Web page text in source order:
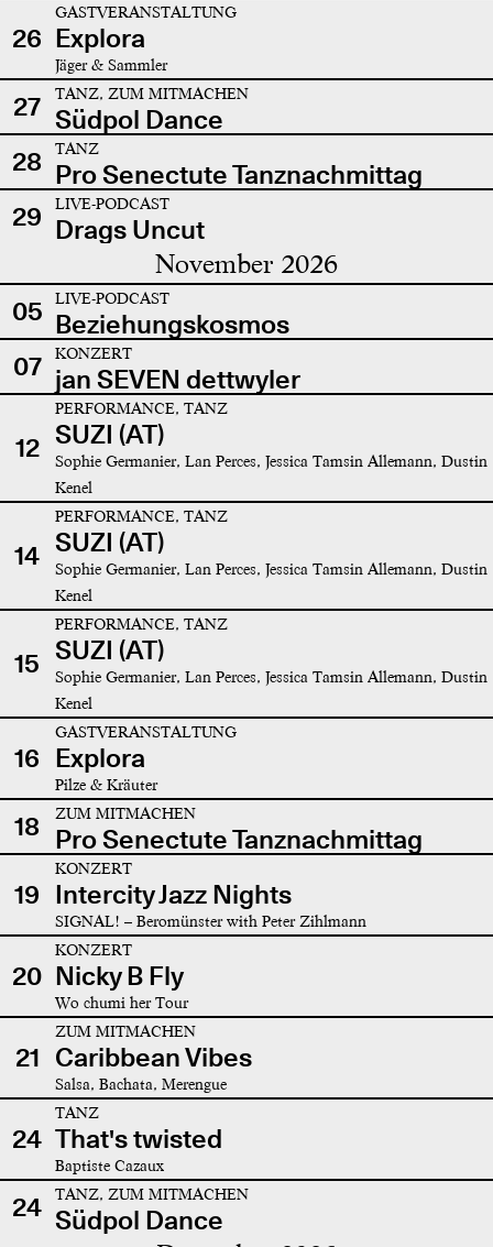
26
GASTVERANSTALTUNG
Explora
Jäger & Sammler
27 TANZ, ZUM MITMACHEN
Südpol Dance
28
TANZ
Pro Senectute Tanznachmittag
29
LIVE-PODCAST
Drags Uncut
November 2026
05 LIVE-PODCAST
Beziehungskosmos
07
KONZERT
jan SEVEN dettwyler
12
PERFORMANCE, TANZ
SUZI (AT)
Sophie Germanier, Lan Perces, Jessica Tamsin Allemann, Dustin
Kenel
14
PERFORMANCE, TANZ
SUZI (AT)
Sophie Germanier, Lan Perces, Jessica Tamsin Allemann, Dustin
Kenel
15
PERFORMANCE, TANZ
SUZI (AT)
Sophie Germanier, Lan Perces, Jessica Tamsin Allemann, Dustin
Kenel
16
GASTVERANSTALTUNG
Explora
Pilze & Kräuter
18 ZUM MITMACHEN
Pro Senectute Tanznachmittag
19
KONZERT
Intercity Jazz Nights
SIGNAL! – Beromünster with Peter Zihlmann
20
KONZERT
Nicky B Fly
Wo chumi her Tour
21
ZUM MITMACHEN
Caribbean Vibes
Salsa, Bachata, Merengue
24
TANZ
That's twisted
Baptiste Cazaux
24 TANZ, ZUM MITMACHEN
Südpol Dance